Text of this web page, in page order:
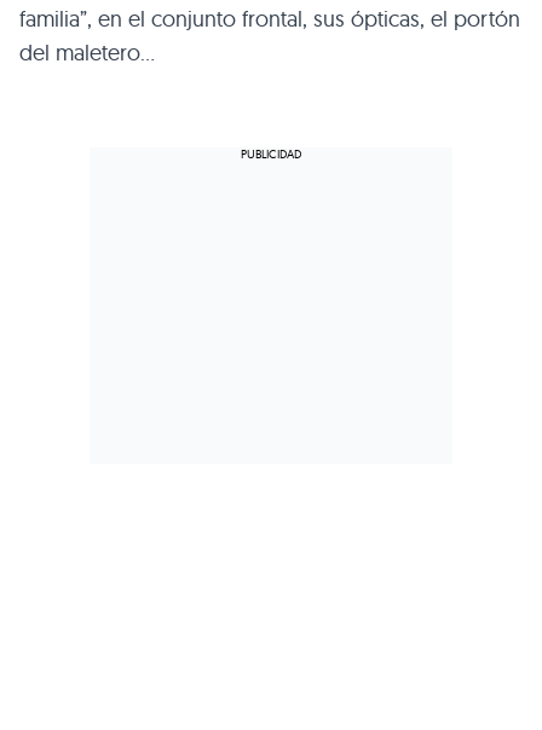
familia”, en el conjunto frontal, sus ópticas, el portón
del maletero…